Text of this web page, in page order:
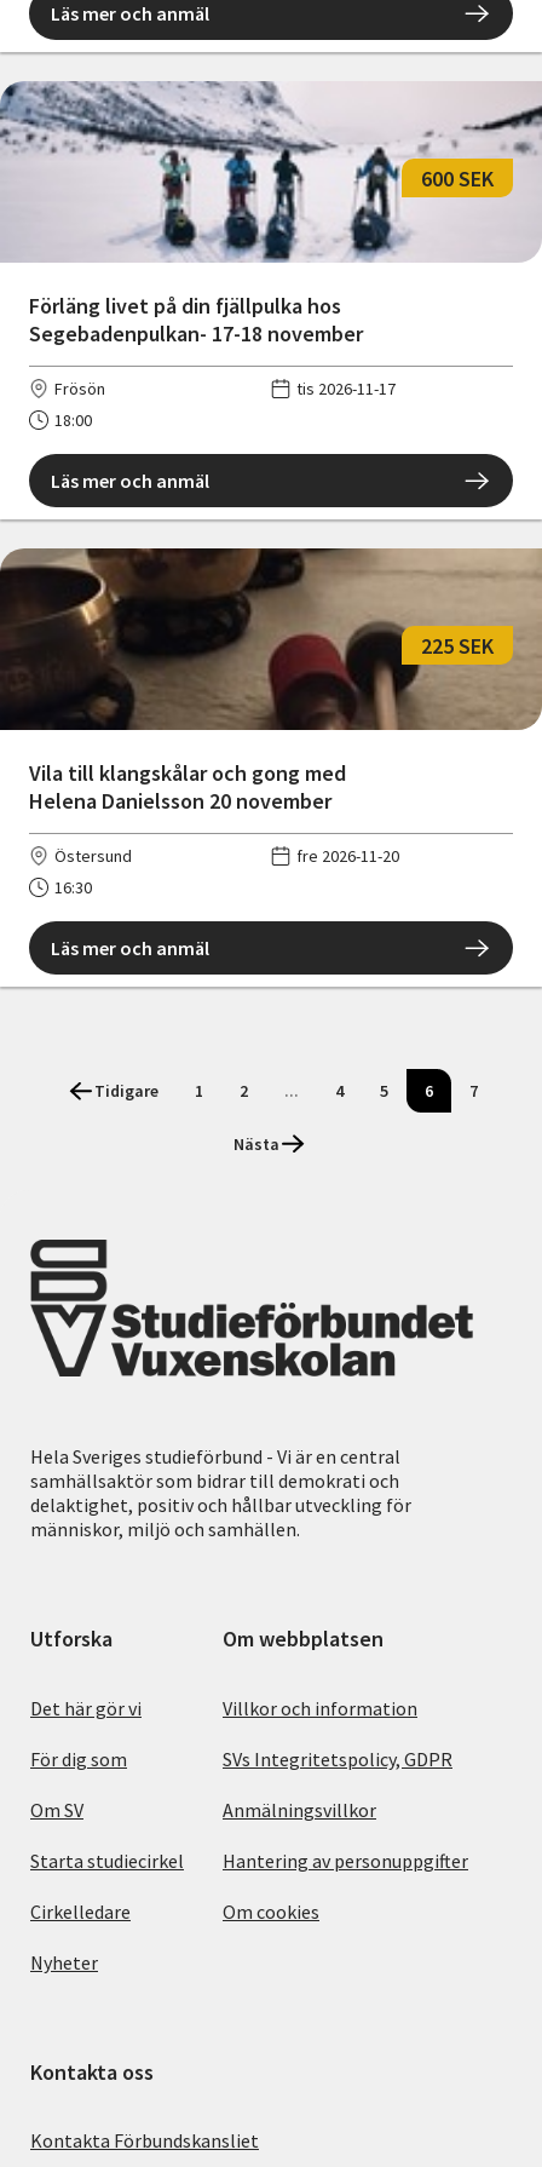
Läs mer och anmäl
Förläng livet på din fjällpulka hos
Segebadenpulkan- 17-18 november
600 SEK
Frösön
tis 2026-11-17
18:00
Läs mer och anmäl
Vila till klangskålar och gong med
Helena Danielsson 20 november
225 SEK
Östersund
fre 2026-11-20
16:30
Läs mer och anmäl
Tidigare 1 2 ... 4 5 6 7
Nästa
Hela Sveriges studieförbund - Vi är en central
samhällsaktör som bidrar till demokrati och
delaktighet, positiv och hållbar utveckling för
människor, miljö och samhällen.
Utforska
Det här gör vi
För dig som
Om SV
Starta studiecirkel
Cirkelledare
Nyheter
Om webbplatsen
Villkor och information
SVs Integritetspolicy, GDPR
Anmälningsvillkor
Hantering av personuppgifter
Om cookies
Kontakta oss
Kontakta Förbundskansliet